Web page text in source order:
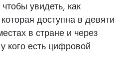
увидеть, как
доступна в девяти
в стране и через
кого есть цифровой